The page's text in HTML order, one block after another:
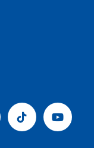
Tiktok